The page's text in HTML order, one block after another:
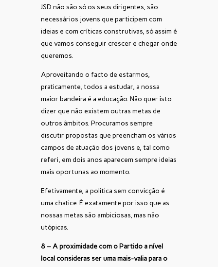
JSD não são só os seus dirigentes, são
necessários jovens que participem com
ideias e com críticas construtivas, só assim é
que vamos conseguir crescer e chegar onde
queremos.
Aproveitando o facto de estarmos,
praticamente, todos a estudar, a nossa
maior bandeira é a educação. Não quer isto
dizer que não existem outras metas de
outros âmbitos. Procuramos sempre
discutir propostas que preencham os vários
campos de atuação dos jovens e, tal como
referi, em dois anos aparecem sempre ideias
mais oportunas ao momento.
Efetivamente, a política sem convicção é
uma chatice. É exatamente por isso que as
nossas metas são ambiciosas, mas não
utópicas.
8 – A proximidade com o Partido a nível
local consideras ser uma mais-valia para o